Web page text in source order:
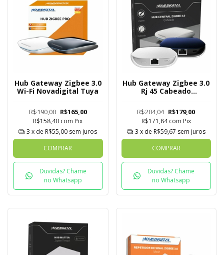
Hub Gateway Zigbee 3.0
Wi-Fi Novadigital Tuya
R$190,00 R$165,00
R$158,40 com Pix
3 x de R$55,00 sem juros
COMPRAR
Duvidas? Chame
no Whatsapp
Hub Gateway Zigbee 3.0
Rj 45 Cabeado
R$204,04 R$179,00
R$171,84com Pix
3 x de R$59,67 sem juros
COMPRAR
Duvidas? Chame
no Whatsapp